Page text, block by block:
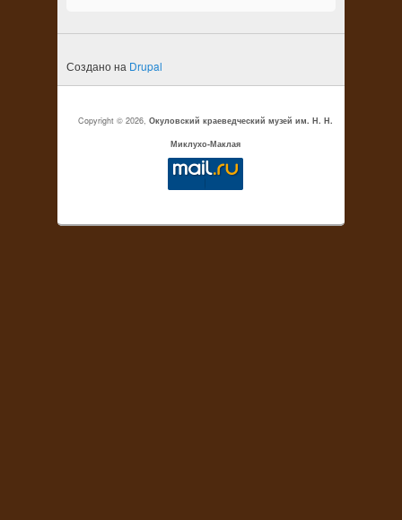
Создано на Drupal
Copyright © 2026, Окуловский краеведческий музей им. Н. Н.
Миклухо-Маклая